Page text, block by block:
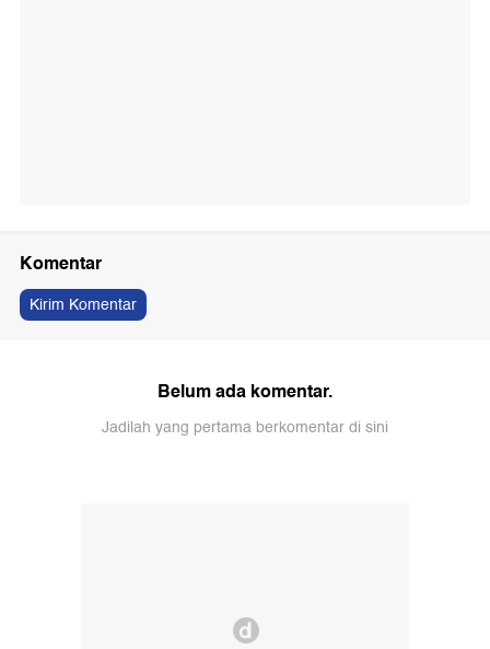
Komentar
Kirim Komentar
Belum ada komentar.
Jadilah yang pertama berkomentar di sini